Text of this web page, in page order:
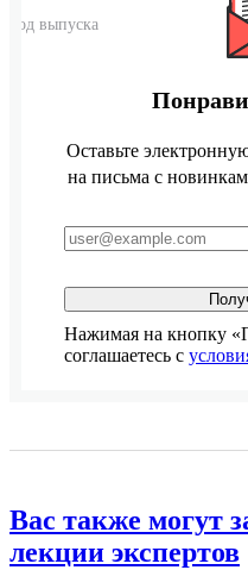
Год выпуска
Оставьте
на письма с
Нажимая на кнопку
соглашаетесь с
Вас также могут
лекции экспертов